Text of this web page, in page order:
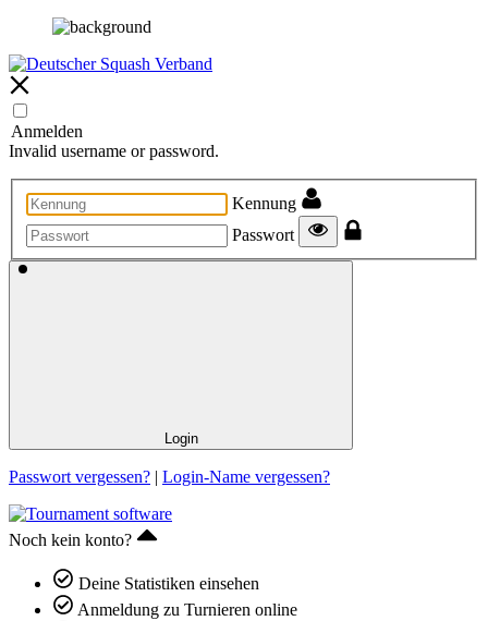
Anmelden
Invalid username or password.
Kennung
Passwort
Login
Passwort vergessen? | Login-Name vergessen?
Noch kein konto?
Deine Statistiken einsehen
Anmeldung zu Turnieren online